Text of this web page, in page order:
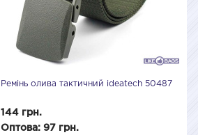
Ремінь олива тактичний ideatech 50487
144 грн.
Оптова: 97 грн.